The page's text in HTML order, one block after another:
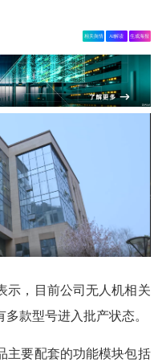
相关舆情 AI解读 生成海报
示，目前公司无人机相关
款型号进入批产状态。
主要配套的功能模块包括